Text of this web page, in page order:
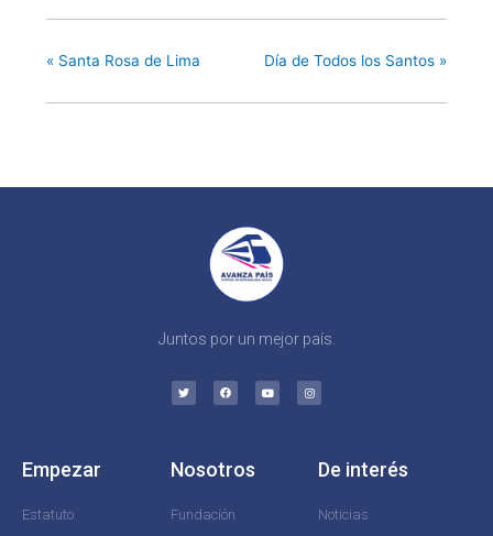
« Santa Rosa de Lima Día de Todos los Santos »
Juntos por un mejor país.
Empezar
Estatuto
Nosotros
Fundación
De interés
Noticias